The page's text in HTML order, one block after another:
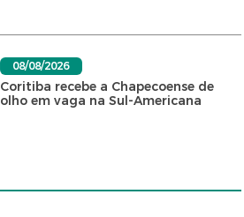
08/08/2026
Coritiba recebe a Chapecoense de
olho em vaga na Sul-Americana